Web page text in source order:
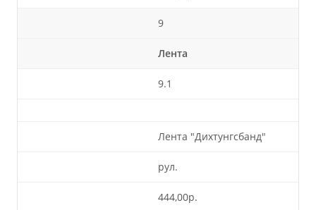
9
Лента
9.1
Лента "Дихтунгсбанд"
рул.
444,00р.